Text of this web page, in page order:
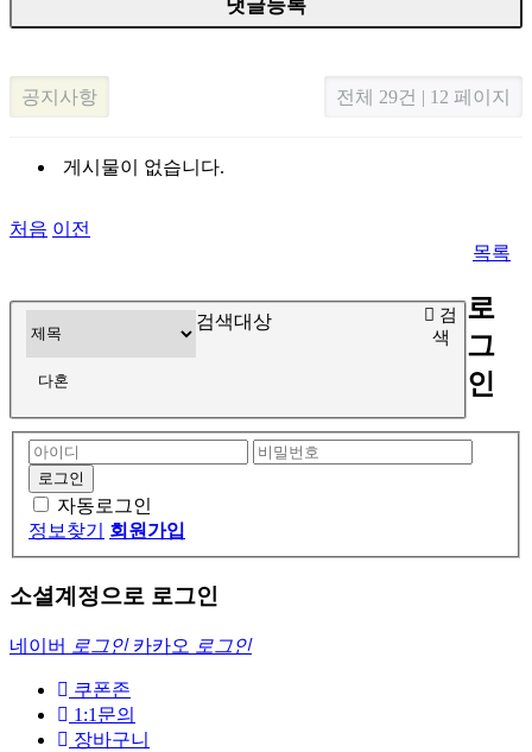
공지사항 전체 29건 | 12 페이지
게시물이 없습니다.
목록
검색대상
검
색
처음 이전
로
그
인
자동로그인
정보찾기
회원가입
소셜계정으로 로그인
네이버 로그인 카카오 로그인
쿠폰존
1:1문의
장바구니